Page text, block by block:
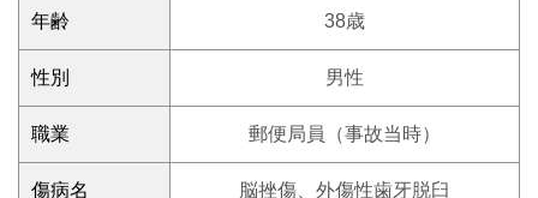
年齢 38歳
性別 男性
職業 郵便局員（事故当時）
傷病名 脳挫傷、外傷性歯牙脱臼